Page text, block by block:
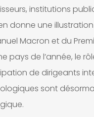
institutions
donne une
Macron et du
pays de l’année, le
de dirigeants
sont